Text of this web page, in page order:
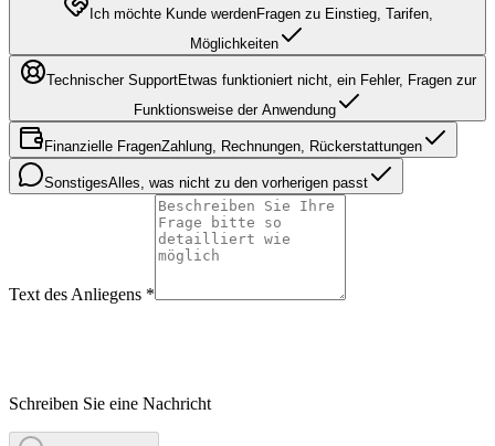
Ich möchte Kunde werdenFragen zu Einstieg, Tarifen,
Möglichkeiten
Technischer SupportEtwas funktioniert nicht, ein Fehler, Fragen zur
Funktionsweise der Anwendung
Finanzielle FragenZahlung, Rechnungen, Rückerstattungen
SonstigesAlles, was nicht zu den vorherigen passt
Text des Anliegens *
Schreiben Sie eine Nachricht